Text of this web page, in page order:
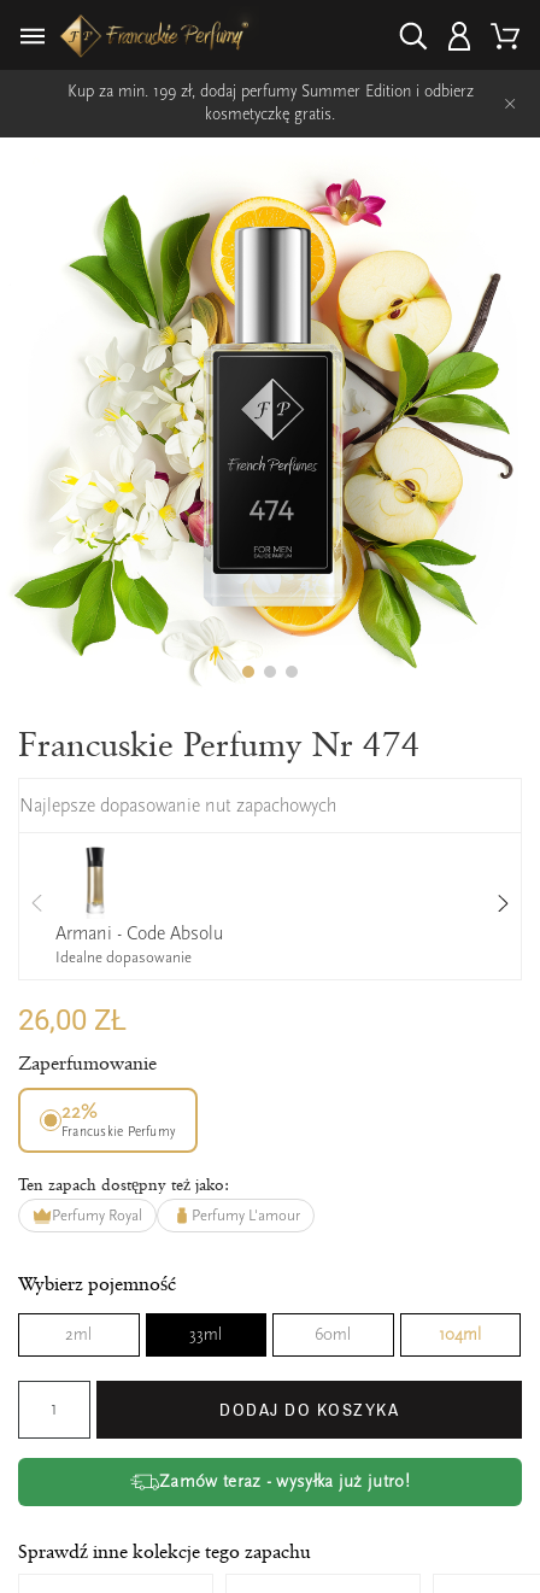
Kup za min. 199 zł, dodaj perfumy Summer Edition i odbierz
kosmetyczkę gratis.
×
Francuskie Perfumy Nr 474
Najlepsze dopasowanie nut zapachowych
Armani - Code Absolu
Idealne dopasowanie
26,00 ZŁ
Zaperfumowanie
22%
Francuskie Perfumy
Ten zapach dostępny też jako:
Perfumy Royal Perfumy L'amour
Wybierz pojemność
2ml 33ml 60ml 104ml
DODAJ DO KOSZYKA
Zamów teraz - wysyłka już jutro!
Sprawdź inne kolekcje tego zapachu